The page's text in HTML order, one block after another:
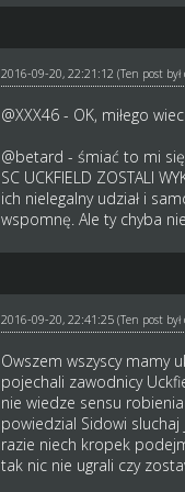
2016-09-20, 22:21:12 (Ten post
@XXX46 - OK, miłego
@betard - śmiać to mi
SC UCKFIELD ZOSTALI
ich nielegalny udział i
wspomnę. Ale ty chyba
2016-09-20, 22:41:25 (Ten post
Owszem wszyscy mamy
pojechali zawodnicy
nie wiedze sensu
powiedzial Sidowi
razie niech kropek
tak nic nie ugrali czy